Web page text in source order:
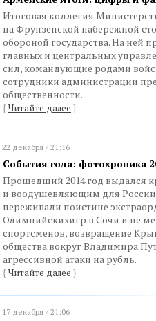
Итоговая коллегия
на Фрунзенской набережной
обороной государства. На ней
главных и центральных
сил, командующие родами
сотрудники администрации
общественности.
{ Читайте далее }
22 декабря / 21:16
События года: фотохроника
Прошедший 2014 год выдался
и воодушевляющим для России.
переживали поистине
Олимпийскихигр в Сочи и не
спортсменов, возвращение
общества вокруг Владимира
агрессивной атаки на рубль.
{ Читайте далее }
17 декабря / 21:06